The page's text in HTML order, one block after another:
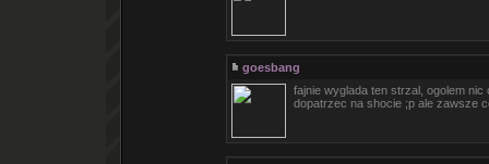
goesbang
fajnie wyglada ten strzal, ogolem nic
dopatrzec na shocie ;p ale zawsze